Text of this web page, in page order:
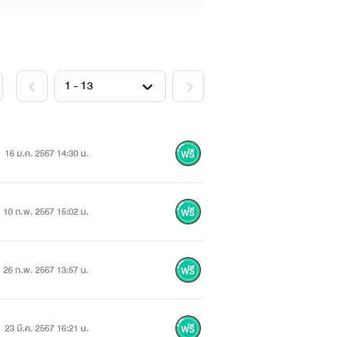
16 ม.ค. 2567 14:30 น.
10 ก.พ. 2567 15:02 น.
26 ก.พ. 2567 13:57 น.
23 มี.ค. 2567 16:21 น.